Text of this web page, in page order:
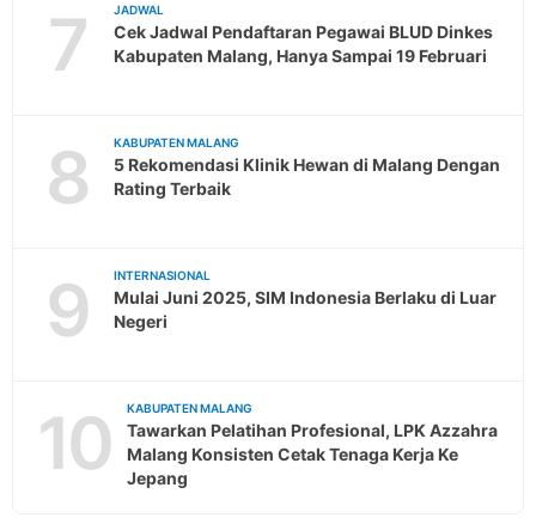
7 JADWAL
Cek Jadwal Pendaftaran Pegawai BLUD Dinkes
Kabupaten Malang, Hanya Sampai 19 Februari
8 KABUPATEN MALANG
5 Rekomendasi Klinik Hewan di Malang Dengan
Rating Terbaik
9 INTERNASIONAL
Mulai Juni 2025, SIM Indonesia Berlaku di Luar
Negeri
10 KABUPATEN MALANG
Tawarkan Pelatihan Profesional, LPK Azzahra
Malang Konsisten Cetak Tenaga Kerja Ke
Jepang